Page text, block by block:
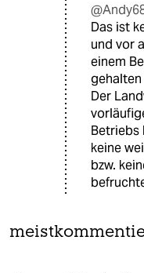
Das ist
und vor
einem
Der
Betriebs
keine
bzw.